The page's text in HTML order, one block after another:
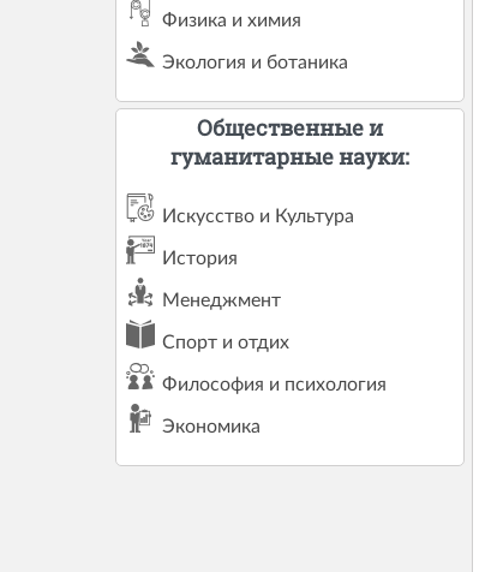
Физика и химия
Экология и ботаника
Общественные и
гуманитарные науки:
Искусство и Культура
История
Менеджмент
Спорт и отдих
Философия и психология
Экономика